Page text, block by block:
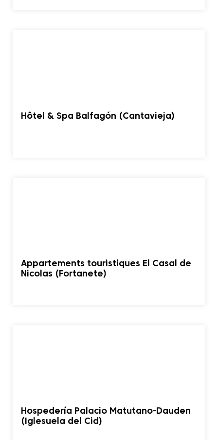
Hôtel & Spa Balfagón (Cantavieja)
Appartements touristiques El Casal de
Nicolas (Fortanete)
Hospedería Palacio Matutano-Dauden
(Iglesuela del Cid)